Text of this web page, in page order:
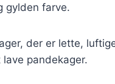
gylden farve.
der er lette,
pandekager.